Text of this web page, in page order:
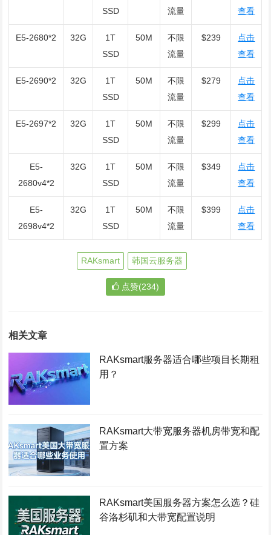
SSD
流量
查看
E5-2680*2 32G
1T
SSD
50M
不限
流量
$239
点击
查看
E5-2690*2 32G
1T
SSD
50M
不限
流量
$279
点击
查看
E5-2697*2 32G
1T
SSD
50M
不限
流量
$299
点击
查看
E5-
2680v4*2
32G
1T
SSD
50M
不限
流量
$349
点击
查看
E5-
2698v4*2
32G
1T
SSD
50M
不限
流量
$399
点击
查看
RAKsmart 韩国云服务器
点赞(234)
相关文章
RAKsmart服务器适合哪些项目长期租
用？
RAKsmart大带宽服务器机房带宽和配
置方案
RAKsmart美国服务器方案怎么选？硅
谷洛杉矶和大带宽配置说明